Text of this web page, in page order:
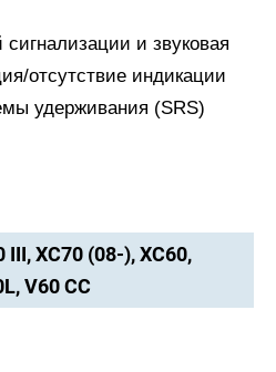
и звуковая
отсутствие индикации
удерживания (SRS)
XC70 (08-), XC60,
V60 CC